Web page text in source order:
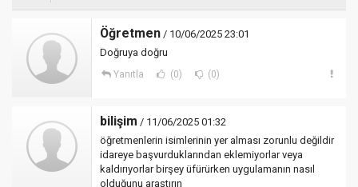
Öğretmen / 10/06/2025 23:01
Doğruya doğru
Yanıtla (0) (0)
bilişim / 11/06/2025 01:32
öğretmenlerin isimlerinin yer alması zorunlu değildir
idareye başvurduklarından eklemiyorlar veya
kaldırıyorlar birşey üfürürken uygulamanın nasıl
olduğunu araştırın